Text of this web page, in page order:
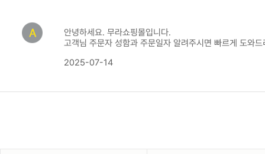
안녕하세요. 무라쇼핑몰입니다.
고객님 주문자 성함과 주문일자 알려주시면 빠르게 도와
2025-07-14